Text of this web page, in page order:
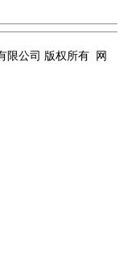
限公司 版权所有 网